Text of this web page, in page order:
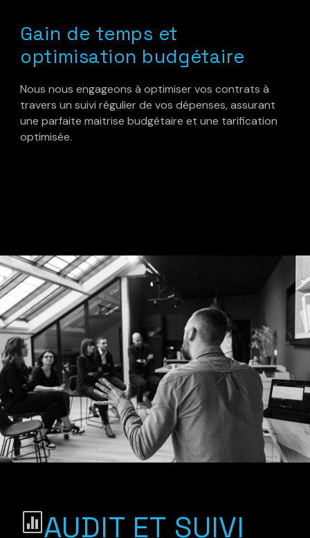
Gain de temps et
optimisation budgétaire
Nous nous engageons à optimiser vos contrats à
travers un suivi régulier de vos dépenses, assurant
une parfaite maitrise budgétaire et une tarification
optimisée.
AUDIT ET SUIVI